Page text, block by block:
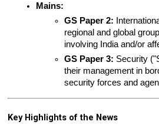
Mains:
GS Paper 2:
regional and global
involving India and/or
GS Paper 3: Security
their management in
security forces and
Key Highlights of the News